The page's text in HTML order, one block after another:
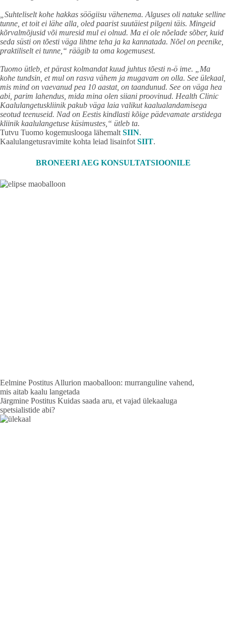
„Suhteliselt kohe hakkas söögiisu vähenema. Alguses oli natuke selline
tunne, et toit ei lähe alla, oled paarist suutäiest pilgeni täis. Mingeid
kõrvalmõjusid või muresid mul ei olnud. Ma ei ole nõelade sõber, kuid
seda süsti on tõesti väga lihtne teha ja ka kannatada. Nõel on peenike,
praktiliselt ei tunne,“ räägib ta oma kogemusest.
Tuomo ütleb, et pärast kolmandat kuud juhtus tõesti n-ö ime. „Ma
kohe tundsin, et mul on rasva vähem ja mugavam on olla. See ülekaal,
mis mind on vaevanud pea 10 aastat, on taandunud. See on väga hea
abi, parim lahendus, mida mina olen siiani proovinud. Health Clinic
Kaalulangetuskliinik pakub väga laia valikut kaalualandamisega
seotud teenuseid. Nad on Eestis kindlasti kõige pädevamate arstidega
kliinik kaalulangetuse küsimustes,“ ütleb ta.
Tutvu Tuomo kogemuslooga lähemalt SIIN.
Kaalulangetusravimite kohta leiad lisainfot SIIT.
BRONEERI AEG KONSULTATSIOONILE
Eelmine PostitusAllurion maoballoon: murranguline vahend,
mis aitab kaalu langetada
Järgmine Postitus Kuidas saada aru, et vajad ülekaaluga
spetsialistide abi?